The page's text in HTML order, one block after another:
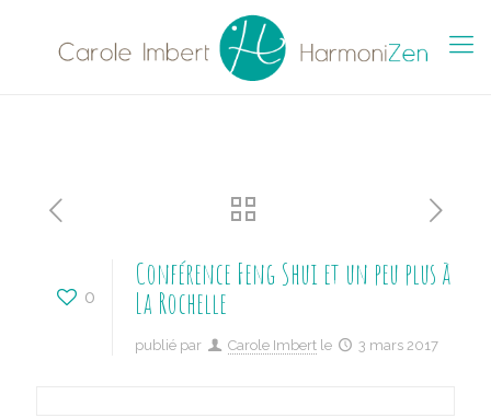
0
Conférence Feng Shui et un peu plus à
La Rochelle
publié par Carole Imbert le 3 mars 2017